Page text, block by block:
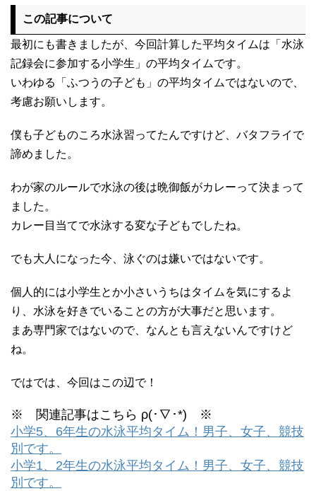
この記事について
最初にも書きましたが、今回計算した平均タイムは「水泳
記録会に参加する小学生」の平均タイムです。
いわゆる「ふつうの子ども」の平均タイムではないので、
考慮お願いします。
僕も子どものころ水泳習ってたんですけど、バタフライで
諦めました。
わが家のルールで水泳の後は晩御飯がカレーって決まって
ました。
カレー目当てで水泳する変な子どもでしたね。
でも大人になった今、泳ぐのは嫌いではないです。
個人的には小学生とか小さいうちはタイムを気にするよ
り、水泳を好きでいることの方が大事だと思います。
まあ専門家ではないので、なんとも言えないんですけど
ね。
ではでは、今回はこの辺で！
※ 関連記事はこちら ρ(･∇･*) ※
小学5、6年生の水泳平均タイム！男子、女子、競技
別です。
小学1、2年生の水泳平均タイム！男子、女子、競技
別です。